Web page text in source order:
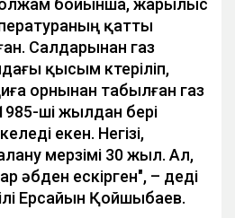
қатты
Салдарынан газ
қысым көтеріліп,
орнынан табылған газ
ші жылдан бері
екен. Негізі,
мерзімі 30 жыл. Ал,
әбден ескірген", – деді
Ерсайын Қойшыбаев.